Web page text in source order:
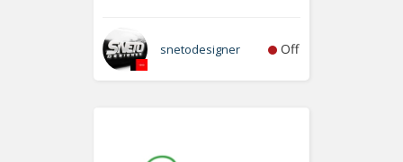
snetodesigner Off